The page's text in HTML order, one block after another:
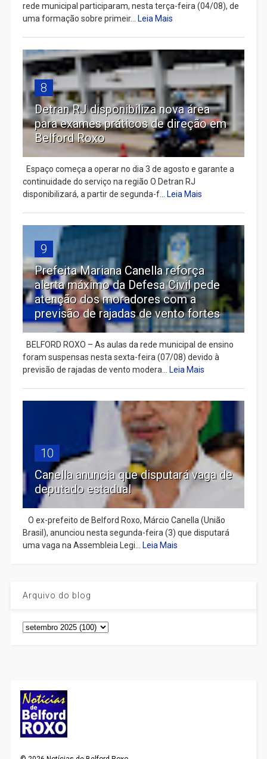
rede municipal participaram, nesta terça-feira (04/08), de
uma formação sobre primeir...
Leia Mais
8
Detran RJ disponibiliza nova área
para exames práticos de direção em
Belford Roxo
Espaço começa a operar no dia 3 de agosto e garante a
continuidade do serviço na região O Detran RJ
disponibilizará, a partir de segunda-f...
Leia Mais
9
Prefeita Mariana Canella reforça
alerta máximo da Defesa Civil pede
atenção dos moradores com a
previsão de rajadas de vento fortes
BELFORD ROXO – As aulas da rede municipal de ensino
foram suspensas nesta sexta-feira (07/08) devido à
previsão de rajadas de vento modera...
Leia Mais
10
Canella anuncia que disputará vaga de
deputado estadual
​ O ex-prefeito de Belford Roxo, Márcio Canella (União
Brasil), anunciou nesta segunda-feira (3) que disputará
uma vaga na Assembleia Legi...
Leia Mais
Arquivo do blog